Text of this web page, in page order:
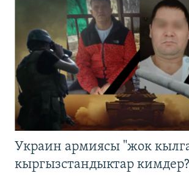
Украин армиясы "жок
кыргызстандыктар кимдер?